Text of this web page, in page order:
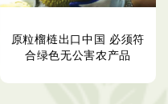
原粒榴梿出口中国 必须符
合绿色无公害农产品